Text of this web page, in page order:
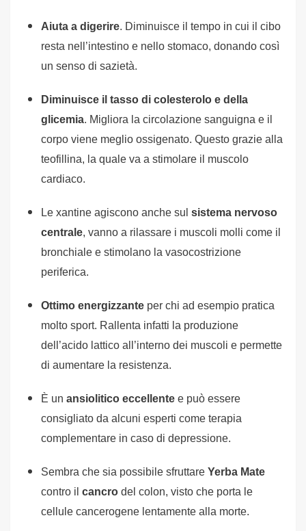
Aiuta a digerire. Diminuisce il tempo in cui il cibo
resta nell’intestino e nello stomaco, donando così
un senso di sazietà.
Diminuisce il tasso di colesterolo e della
glicemia. Migliora la circolazione sanguigna e il
corpo viene meglio ossigenato. Questo grazie alla
teofillina, la quale va a stimolare il muscolo
cardiaco.
Le xantine agiscono anche sul sistema nervoso
centrale, vanno a rilassare i muscoli molli come il
bronchiale e stimolano la vasocostrizione
periferica.
Ottimo energizzante per chi ad esempio pratica
molto sport. Rallenta infatti la produzione
dell’acido lattico all’interno dei muscoli e permette
di aumentare la resistenza.
È un ansiolitico eccellente e può essere
consigliato da alcuni esperti come terapia
complementare in caso di depressione.
Sembra che sia possibile sfruttare Yerba Mate
contro il cancro del colon, visto che porta le
cellule cancerogene lentamente alla morte.